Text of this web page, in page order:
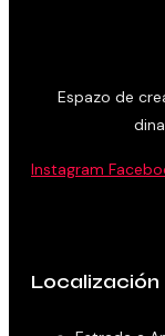
Espazo de
Instagram
Localización